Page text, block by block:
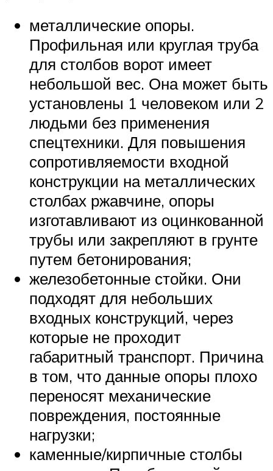
металлические опоры.
Профильная или круглая труба
для столбов ворот имеет
небольшой вес. Она может быть
установлены 1 человеком или 2
людьми без применения
спецтехники. Для повышения
сопротивляемости входной
конструкции на металлических
столбах ржавчине, опоры
изготавливают из оцинкованной
трубы или закрепляют в грунте
путем бетонирования;
железобетонные стойки. Они
подходят для небольших
входных конструкций, через
которые не проходит
габаритный транспорт. Причина
в том, что данные опоры плохо
переносят механические
повреждения, постоянные
нагрузки;
каменные/кирпичные столбы